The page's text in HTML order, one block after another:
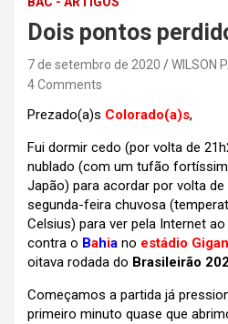
Dois pontos
7 de setembro de 2020
WILSON
4 Comments
Prezado(a)s Colorado(a)s,
Fui dormir cedo (por volta de
nublado (com um tufão
Japão) para acordar por volta
segunda-feira chuvosa
Celsius) para ver pela Internet
contra o Bahia no estádio
oitava rodada do Brasileirão
Começamos a partida já
primeiro minuto quase que